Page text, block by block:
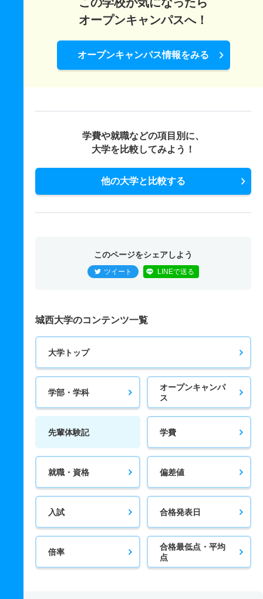
オープンキャンパスへ！
オープンキャンパス情報をみる
学費や就職などの項目別に、
大学を比較してみよう！
他の大学と比較する
このページをシェアしよう
ツイート LINEで送る
城西大学のコンテンツ一覧
大学トップ
学部・学科
オープンキャンパ
ス
先輩体験記 学費
就職・資格 偏差値
入試 合格発表日
倍率
合格最低点・平均
点